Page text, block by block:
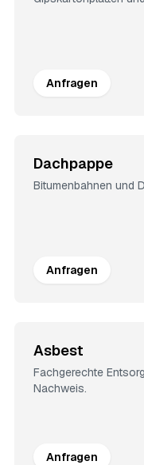
Anfragen
Dachpappe
Bitumenbahnen und
Anfragen
Asbest
Fachgerechte
Nachweis.
Anfragen